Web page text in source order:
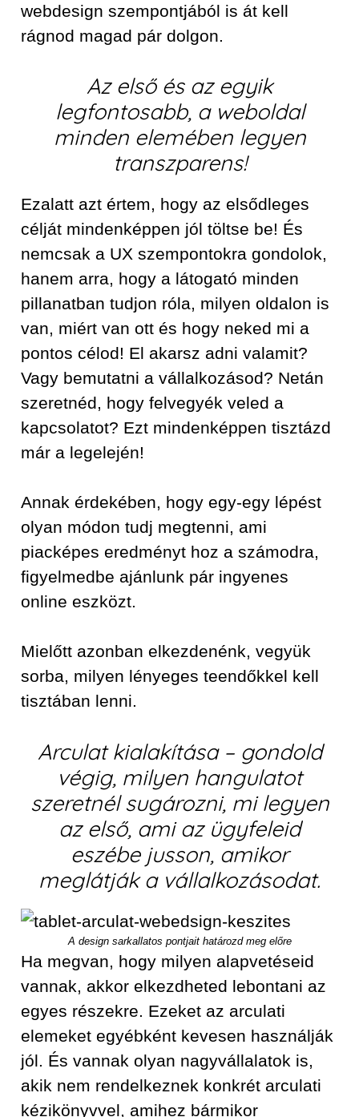
webdesign szempontjából is át kell
rágnod magad pár dolgon.
Az első és az egyik
legfontosabb, a weboldal
minden elemében legyen
transzparens!
Ezalatt azt értem, hogy az elsődleges
célját mindenképpen jól töltse be! És
nemcsak a UX szempontokra gondolok,
hanem arra, hogy a látogató minden
pillanatban tudjon róla, milyen oldalon is
van, miért van ott és hogy neked mi a
pontos célod! El akarsz adni valamit?
Vagy bemutatni a vállalkozásod? Netán
szeretnéd, hogy felvegyék veled a
kapcsolatot? Ezt mindenképpen tisztázd
már a legelején!
Annak érdekében, hogy egy-egy lépést
olyan módon tudj megtenni, ami
piacképes eredményt hoz a számodra,
figyelmedbe ajánlunk pár ingyenes
online eszközt.
Mielőtt azonban elkezdenénk, vegyük
sorba, milyen lényeges teendőkkel kell
tisztában lenni.
Arculat kialakítása – gondold
végig, milyen hangulatot
szeretnél sugározni, mi legyen
az első, ami az ügyfeleid
eszébe jusson, amikor
meglátják a vállalkozásodat.
A design sarkallatos pontjait határozd meg előre
Ha megvan, hogy milyen alapvetéseid
vannak, akkor elkezdheted lebontani az
egyes részekre. Ezeket az arculati
elemeket egyébként kevesen használják
jól. És vannak olyan nagyvállalatok is,
akik nem rendelkeznek konkrét arculati
kézikönyvvel, amihez bármikor